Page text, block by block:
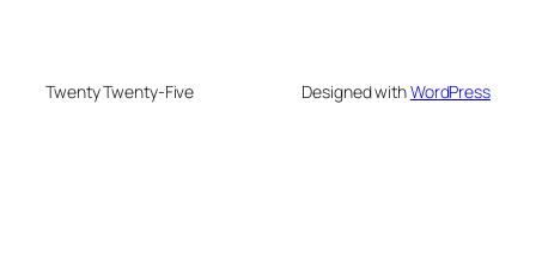
Twenty Twenty-Five Designed withWordPress